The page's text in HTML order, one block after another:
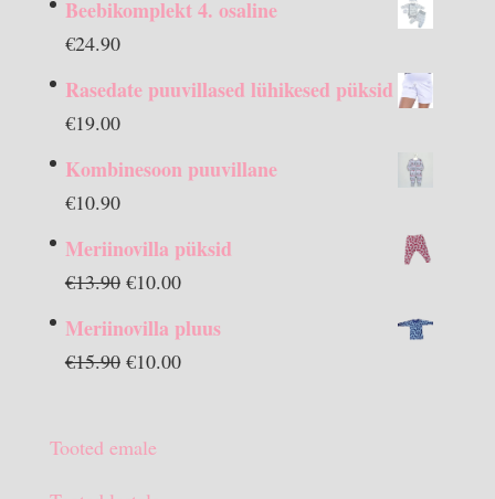
Beebikomplekt 4. osaline
€24.90
Rasedate puuvillased lühikesed püksid
€19.00
Kombinesoon puuvillane
€10.90
Meriinovilla püksid
€13.90 Algne
€10.00Praegune
on:
Meriinovilla pluus
€15.90 Algne
€15.90.
€10.00Praegune
Tooted emale